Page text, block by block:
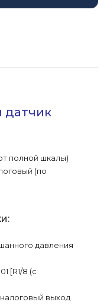
датчик
полной шкалы)
(по
давления
[R1/8 (с
выход